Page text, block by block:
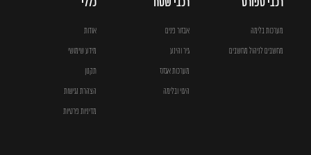
רכבי ספורט
מערכות בלימה
מחשבים לניהול מחשבים
רכבי שטח
אבזור פנים
גיר והינע
מערכות אגזוז
היגוי ובלימה
כללי
אודות
מידע שימושי
תקנון
הצהרת נגישות
מדיניות פרטיות